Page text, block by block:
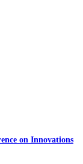
on Innovations